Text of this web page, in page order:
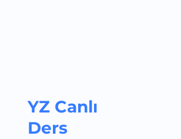
YZ Canlı
Ders